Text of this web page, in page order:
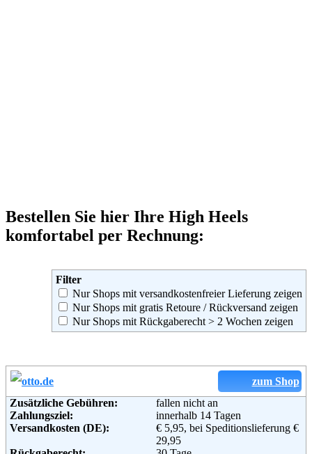
Bestellen Sie hier Ihre High Heels
komfortabel per Rechnung:
Filter
Nur Shops mit versandkostenfreier Lieferung zeigen
Nur Shops mit gratis Retoure / Rückversand zeigen
Nur Shops mit Rückgaberecht > 2 Wochen zeigen
zum Shop
Zusätzliche Gebühren:
fallen nicht an
Zahlungsziel:
innerhalb 14 Tagen
Versandkosten (DE):
€ 5,95, bei Speditionslieferung €
29,95